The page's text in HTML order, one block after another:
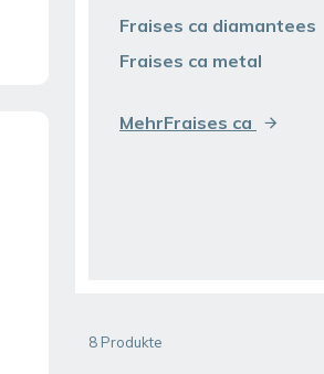
Fraises ca diamantees
Fraises ca metal
MehrFraises ca
8 Produkte